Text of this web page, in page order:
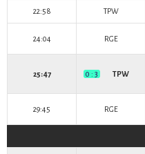
22:58 TPW
24:04 RGE
25:47 0 : 3 TPW
29:45 RGE